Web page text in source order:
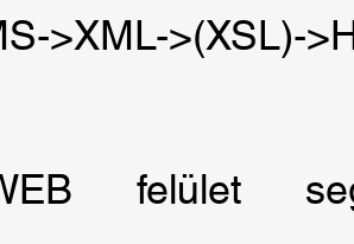
>XML->(XSL)-
felület